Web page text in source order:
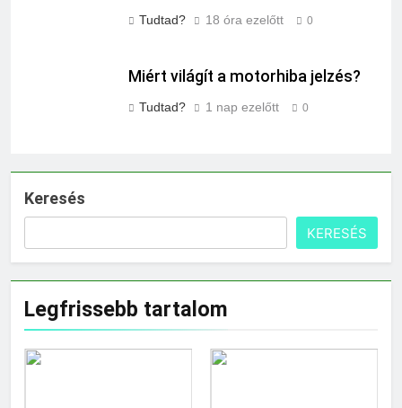
Tudtad? 18 óra ezelőtt 0
Miért világít a motorhiba jelzés?
Tudtad? 1 nap ezelőtt 0
Keresés
KERESÉS
Legfrissebb tartalom